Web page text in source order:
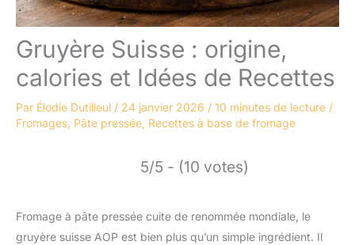
Gruyère Suisse : origine,
calories et Idées de Recettes
Par Élodie Dutilleul / 24 janvier 2026 / 10 minutes de lecture /
Fromages, Pâte pressée, Recettes à base de fromage
5/5 - (10 votes)
Fromage à pâte pressée cuite de renommée mondiale, le
gruyère suisse AOP est bien plus qu’un simple ingrédient. Il